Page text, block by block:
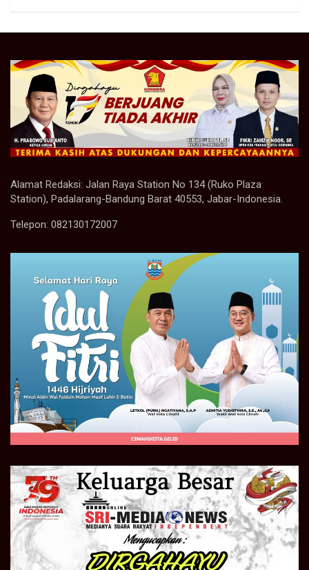
Alamat Redaksi: Jalan Raya Station No 134 (Ruko Plaza
Station), Padalarang-Bandung Barat 40553, Jabar-Indonesia.
Telepon: 082130172007